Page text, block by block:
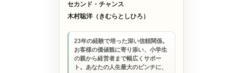
セカンド・チャンス
木村聡洋（きむらとしひろ）
23年の経験で培った深い信頼関係。
お客様の価値観に寄り添い、小学生
の親から経営者まで幅広くサポー
ト。あなたの人生最大のピンチに、